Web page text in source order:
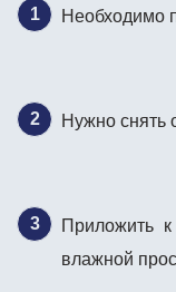
Необходимо
Нужно снять
Приложить
влажной